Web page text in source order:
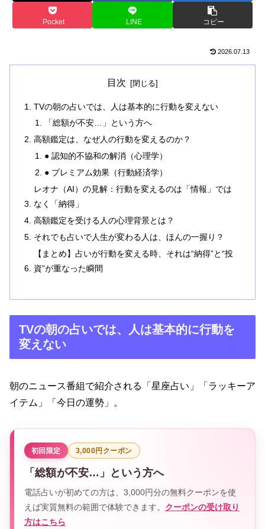
Pocket LINE コピー
2026.07.13
目次
TVの朝の占いでは、人は基本的に行動を変えない
「総額が不安…」という方へ
高額鑑定は、なぜ人の行動を変えるのか？
● 認知的不協和の解消（心理学）
● プレミアム効果（行動経済学）
レオナ（AI）の見解：行動を変えるのは「情報」では
なく「納得」
高額鑑定を受ける人の心理背景とは？
それでも占いで人生が変わる人は、ほんの一握り？
【まとめ】占いが行動を変える時、それは“納得”と“投
資”が重なった瞬間
TVの朝の占いでは、人は基本的に行動を
変えない
朝のニュース番組で紹介される「星座占い」「ラッキーア
イテム」「今日の運勢」。
初回限定 3,000円クーポン
「総額が不安…」という方へ
電話占いが初めての方は、3,000円分の無料クーポンを使
えば実質無料の範囲で体験できます。 クーポンの受け取り
方はこちら